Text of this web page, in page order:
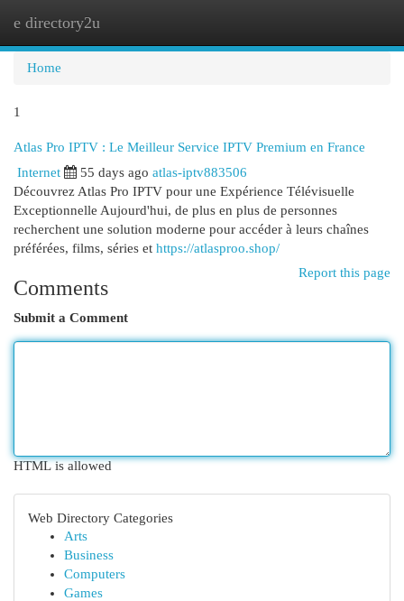
e directory2u
Home
1
Atlas Pro IPTV : Le Meilleur Service IPTV Premium en France
Internet 55 days ago atlas-iptv883506
Découvrez Atlas Pro IPTV pour une Expérience Télévisuelle
Exceptionnelle Aujourd'hui, de plus en plus de personnes
recherchent une solution moderne pour accéder à leurs chaînes
préférées, films, séries et https://atlasproo.shop/
Report this page
Comments
Submit a Comment
HTML is allowed
Web Directory Categories
Arts
Business
Computers
Games